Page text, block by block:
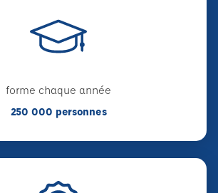
forme chaque année
250 000 personnes